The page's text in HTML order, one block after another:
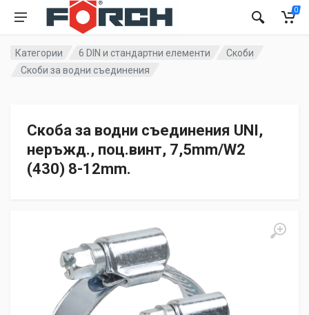
0
Категории 6 DIN и стандартни елементи
Скоби
Скоби за водни съединения
Скоба за водни съединения UNI,
неръжд., поц.винт, 7,5mm/W2
(430) 8-12mm.